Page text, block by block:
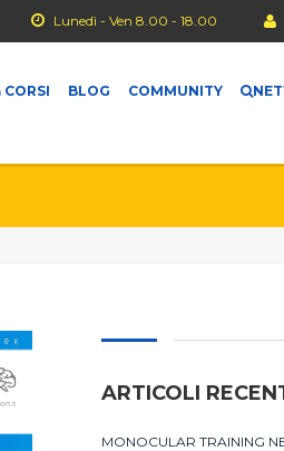
Lunedì - Ven 8.00 - 18.00
CORSI BLOG COMMUNITY
ARTICOLI
MONOCULAR TRAINING